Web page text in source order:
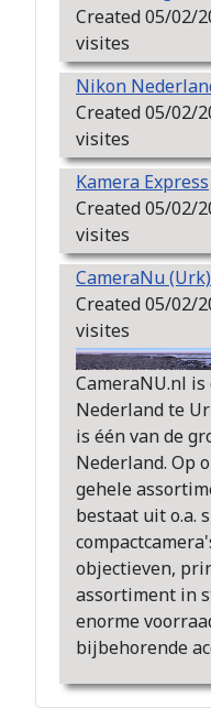
Nikon
Created 05/02/
visites
Created 05/02/
visites
CameraNu (Urk)
Created 05/02/
visites
CameraNU.nl
Nederland te
is één van de
Nederland. Op
gehele
bestaat uit o.a.
objectieven,
assortiment in
enorme
bijbehorende
Kamera Express
Created 05/02/
visites